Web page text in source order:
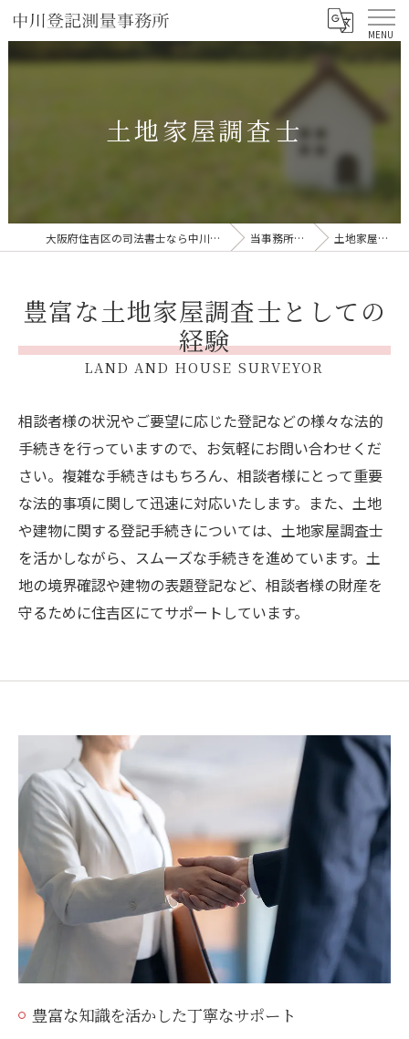
土地家屋調査士
大阪府住吉区の司法書士なら中川登記測量事務所 当事務所の特徴 土地家屋調査士
豊富な土地家屋調査士としての
経験
LAND AND HOUSE SURVEYOR
相談者様の状況やご要望に応じた登記などの様々な法的
手続きを行っていますので、お気軽にお問い合わせくだ
さい。複雑な手続きはもちろん、相談者様にとって重要
な法的事項に関して迅速に対応いたします。また、土地
や建物に関する登記手続きについては、土地家屋調査士
を活かしながら、スムーズな手続きを進めています。土
地の境界確認や建物の表題登記など、相談者様の財産を
守るために住吉区にてサポートしています。
豊富な知識を活かした丁寧なサポート